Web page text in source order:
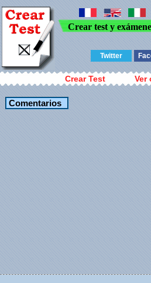
Crear test y
Twitter
Crear Test Ver
Comentarios